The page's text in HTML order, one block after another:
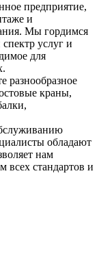
предприятие,
и
Мы гордимся
услуг и
для
разнообразное
краны,
обладают
нам
всех стандартов и